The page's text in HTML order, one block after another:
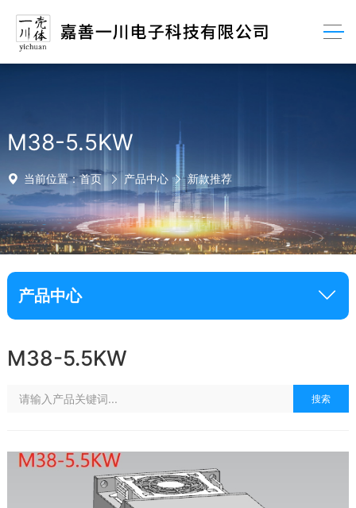
M38-5.5KW
当前位置：首页 产品中心 新款推荐
产品中心
M38-5.5KW
搜索